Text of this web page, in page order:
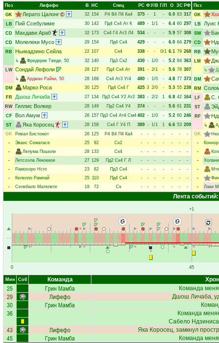
Поз Лифефо В НC Спец РC ФУ/В Г/П О ЗС РФ
GK
Лерато Цалонг 32 154 Р4 В4 П4 Ка4 375 - 1 - 6.0 83 317
LB
Пий Ссебулиме 30 142 Пд4 Ск4 Ат К 489 - 1/1 - 6.4 60 297
CD
Махдави Араб 32 173 Ск4 Г4 Ат3 Л4 534 - - - 5.9 57 308
CD
Молелеки Мусо 29 154 Пд4 Ск4 429 - - - 6.0 64 279
RB
Ньикадзино Сейла 22 107 Ск4 338 - - 0/1 6.1 79 268
↳
Фредерик Тведе, 50 32 140 Пд3 Ск2 430 - 1/0 - 5.2 84 363
LW Сондай Лефоли 28 127 Пд4 Ск4 Ат 391 - 2/1 - 5.6 78 307
↳
Арджан Райки, 50 28 168 Ск4 Ат3 Уг4 480 - 1/0 - 4.8 77 373
DM
Марко Роса 30 125 Пд4 Ск4 Г 425 3 2/0 - 5.3 55 238
FR
Дшош Личаба 27 134 Пд3 Ск4 У2 Ат2 383 - 2/2 1 6.8 42 164
RW Гиллис Волкер 28 149 Пд2 Ск4 У4 374 - - - 5.6 61 231
CF
Вол Амум 26 157 Пд3 Ск4 Ат4 См4 402 - 1/0 - 5.2 60 246
ST
Яка Коросец 28 158 Ск4 Г У4 П 389 - 1/1 1 6.6 53 209
GK
Ривал Бистокют 26 125 Р4 В4 П4 Ка4 - - - - - -
-
-
Эванс Сематасе 25 92 Ск2 - - - - - -
-
-
Лелума Пошоли 28 133 Ск4 - - - - - -
-
-
Летсоэла Лекоекое 27 129 Пд2 Ск4 Г Л - - - - - -
-
-
Рамохоро Нсго 23 82 Пд3 Ск4 - - - - - -
-
-
Келелло Рампай 25 110 Пд4 Ск4 - - - - - -
-
-
Селебало Мателете 19 72 Ск - - - - - - -
Поз
GK
LB Луис
SW
CD
RB
LM
↳
DM
RM
LF С.
ST
RF
↳
GK
-
-
-
-
-
-
Лаки
Лента событий:
0
+1
45
Мин Соб Команда
25 Грин Мамба Команда
29 Лифефо Дшош Личаба,
30 Грин Мамба
36
Команда
Сабело Ндзиниса
43 Лифефо Яка Коросец, замкнул
45 Грин Мамба Команда